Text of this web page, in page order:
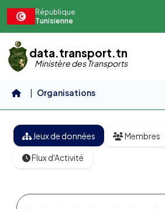
République
Tunisienne
data.transport.tn
Ministère des Transports
Organisations
Jeux de données Membres
Flux d'Activité